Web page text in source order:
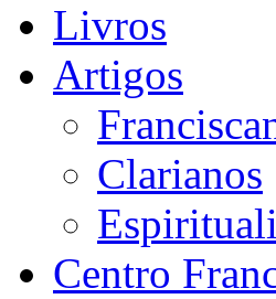
Livros
Artigos
Clarianos
Centro